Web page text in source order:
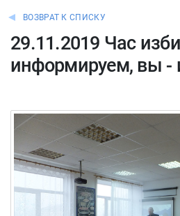
ВОЗВРАТ К СПИСКУ
29.11.2019 Час
информируем, вы -